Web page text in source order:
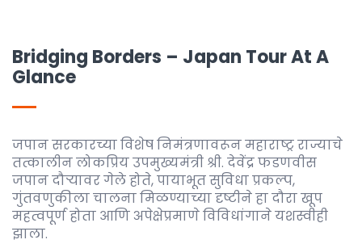
Bridging Borders – Japan Tour At A
Glance
जपान सरकारच्या विशेष निमंत्रणावरून महाराष्ट्र राज्याचे
तत्कालीन लोकप्रिय उपमुख्यमंत्री श्री. देवेंद्र फडणवीस
जपान दौर्‍यावर गेले होते, पायाभूत सुविधा प्रकल्प,
गुंतवणुकीला चालना मिळण्याच्या दृष्टीने हा दौरा खूप
महत्वपूर्ण होता आणि अपेक्षेप्रमाणे विविधांगाने यशस्वीही
झाला.